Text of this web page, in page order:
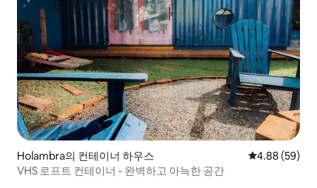
Holambra의 컨테이너 하우스 평점 4.88점(5
4.88 (59)
VHS 로프트 컨테이너 - 완벽하고 아늑한 공간